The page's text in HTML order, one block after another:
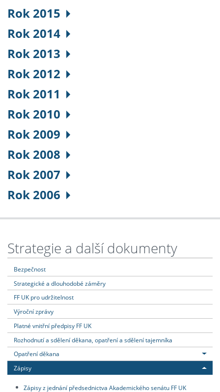
Rok 2015
Rok 2014
Rok 2013
Rok 2012
Rok 2011
Rok 2010
Rok 2009
Rok 2008
Rok 2007
Rok 2006
Strategie a další dokumenty
Bezpečnost
Strategické a dlouhodobé záměry
FF UK pro udržitelnost
Výroční zprávy
Platné vnitřní předpisy FF UK
Rozhodnutí a sdělení děkana, opatření a sdělení tajemníka
Opatření děkana
Zápisy
Zápisy z jednání předsednictva Akademického senátu FF UK